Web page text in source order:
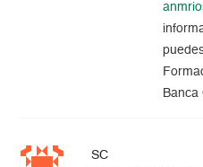
Banca
SC